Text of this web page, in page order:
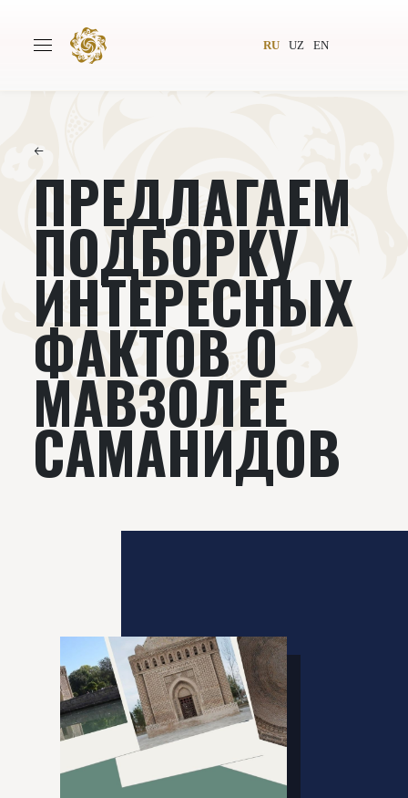
RU UZ EN
Всемирное общество
Новости
Проекты Подкасты
Книги Видеолекторий
←
ПРЕДЛАГАЕМ
ПОДБОРКУ
ИНТЕРЕСНЫХ
ФАКТОВ О
МАВЗОЛЕЕ
САМАНИДОВ